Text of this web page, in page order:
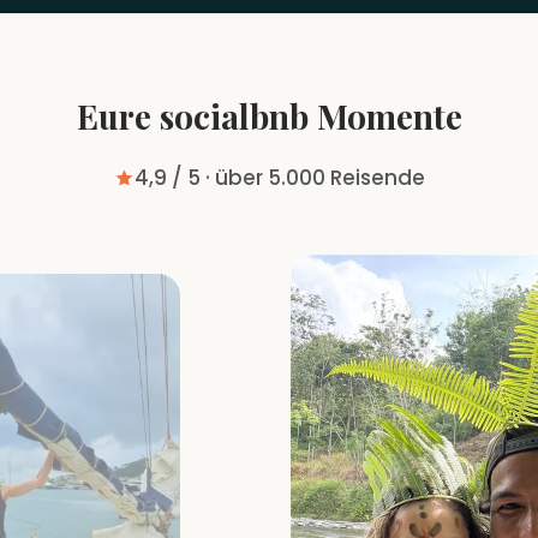
Eure socialbnb Momente
4,9 / 5 · über 5.000 Reisende